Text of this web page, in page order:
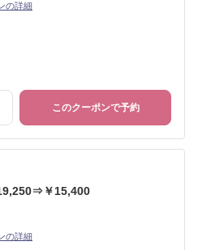
の詳細
このクーポンで予約
￥15,400
の詳細